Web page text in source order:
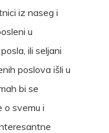
iz naseg i
u
ili seljani
poslova išli u
bi se
o svemu i